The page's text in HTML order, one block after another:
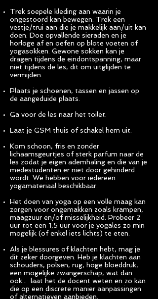
Trek soepele kleding aan waarin je
ongestoord kan bewegen. Trek een
vestje/trui aan die je makkelijk aan/uit kan
doen. Doe opvallende sieraden en je
horloge af en oefen op blote voeten of
yogasokken. Gewone sokken kan je
dragen tijdens de eindontspanning, maar
niet tijdens de les, dit om uitglijden te
vermijden.
Plaats je schoenen, tassen en jassen op
de aangeduide plaats.
Ga voor de les naar het toilet.
Laat je GSM thuis of schakel hem uit.
Kom schoon, fris en zonder
lichaamsgeurtjes of sterk parfum naar de
les zodat je eigen ademhaling en die van je
medestudenten er niet door gehinderd
wordt. We hebben voor iedereen
yogamateriaal beschikbaar.
Het doen van yoga op een volle maag kan
zorgen voor ongemakken zoals krampen,
maagzuur en/of misselijkheid. Probeer 2
uur tot een 1,5 uur voor je yogales zo min
mogelijk (of enkel iets lichts) te eten.
Als je blessures of klachten hebt, mag je
dit zeker doorgeven. Heb je klachten aan
schouders, polsen, rug, hoge bloeddruk,
een mogelijke zwangerschap, wat dan
ook... laat het de docent weten en zo kan
die op een discrete manier aanpassingen
of alternatieven aanbieden.